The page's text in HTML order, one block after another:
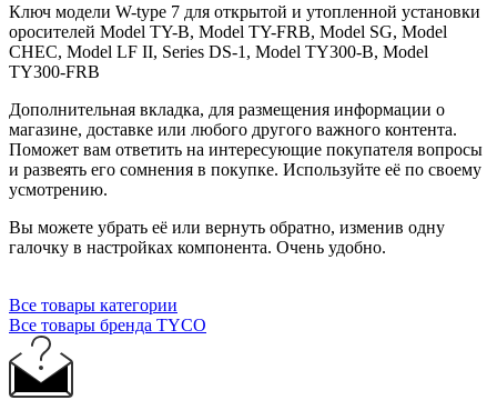
Ключ модели W-type 7 для открытой и утопленной установки
оросителей Model TY-B, Model TY-FRB, Model SG, Model
CHEC, Model LF II, Series DS-1, Model TY300-B, Model
TY300-FRB
Дополнительная вкладка, для размещения информации о
магазине, доставке или любого другого важного контента.
Поможет вам ответить на интересующие покупателя вопросы
и развеять его сомнения в покупке. Используйте её по своему
усмотрению.
Вы можете убрать её или вернуть обратно, изменив одну
галочку в настройках компонента. Очень удобно.
Все товары категории
Все товары бренда TYCO